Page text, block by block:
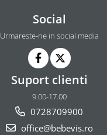
Social
Urmareste-ne in social media
Suport clienti
9.00-17.00
0728709900
office@bebevis.ro